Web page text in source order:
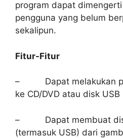
program dapat
pengguna yang belum
sekalipun.
Fitur-Fitur
– Dapat melakukan
ke CD/DVD atau disk USB
– Dapat membuat
(termasuk USB) dari